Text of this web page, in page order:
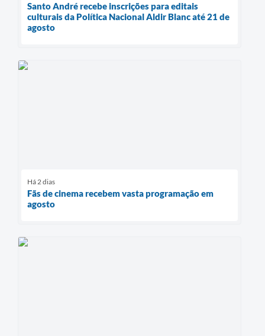
Santo André recebe inscrições para editais
culturais da Política Nacional Aldir Blanc até 21 de
agosto
Há 2 dias
Fãs de cinema recebem vasta programação em
agosto